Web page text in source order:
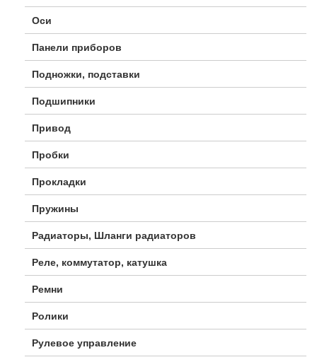
Оси
Панели приборов
Подножки, подставки
Подшипники
Привод
Пробки
Прокладки
Пружины
Радиаторы, Шланги радиаторов
Реле, коммутатор, катушка
Ремни
Ролики
Рулевое управление